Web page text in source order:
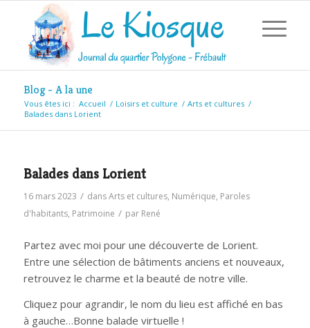
Blog - A la une
Vous êtes ici : Accueil / Loisirs et culture / Arts et cultures /
Balades dans Lorient
Balades dans Lorient
16 mars 2023 / dansArts et cultures, Numérique, Paroles
d'habitants, Patrimoine / par René
Partez avec moi pour une découverte de Lorient.
Entre une sélection de bâtiments anciens et nouveaux,
retrouvez le charme et la beauté de notre ville.
Cliquez pour agrandir, le nom du lieu est affiché en bas
à gauche…Bonne balade virtuelle !